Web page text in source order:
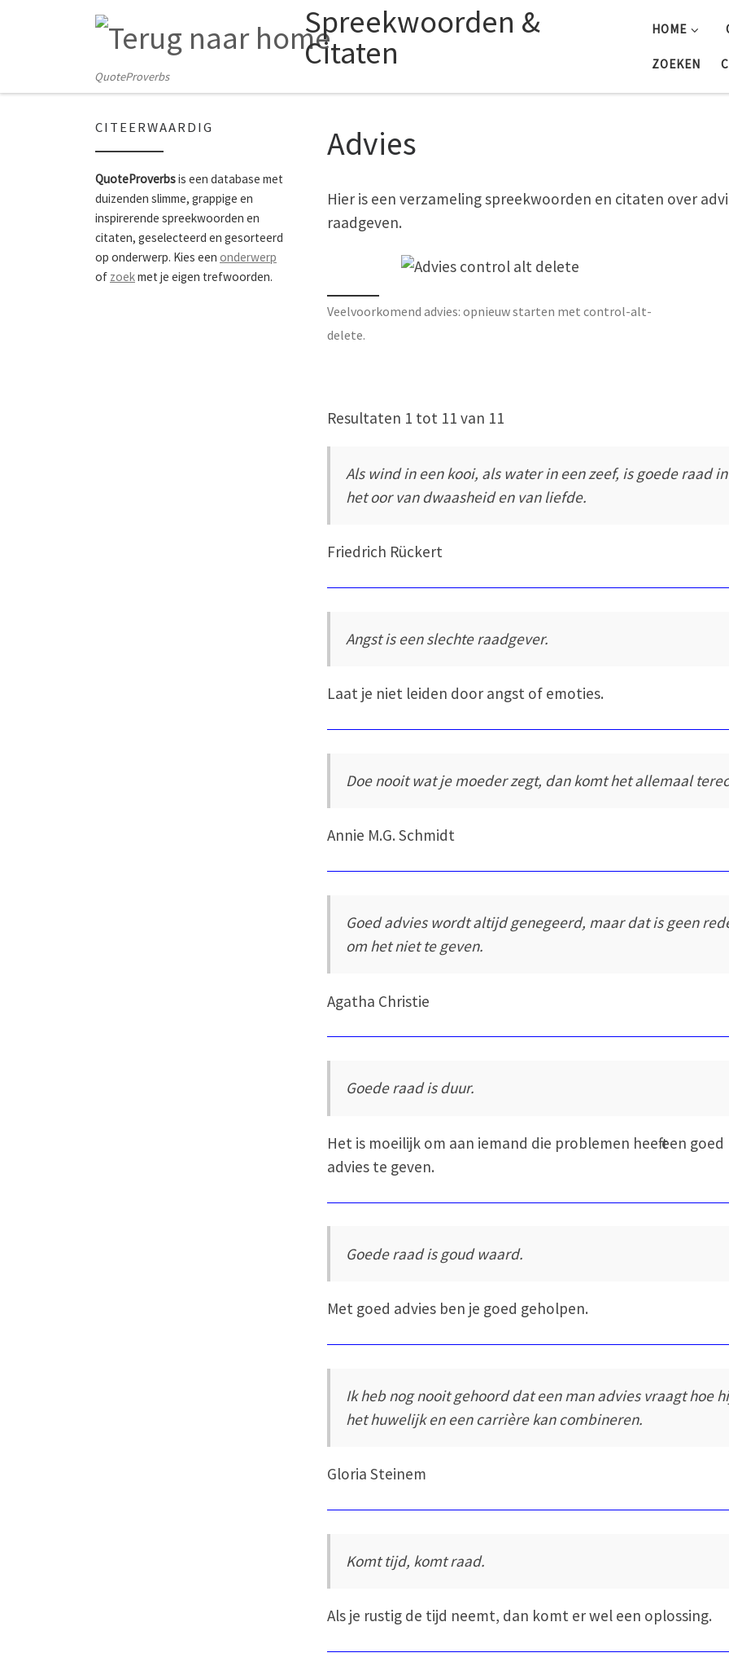
Skip to content Spreekwoorden &
Citaten
QuoteProverbs
HOME
ZOEKEN
Advies
Hier is een verzameling spreekwoorden en citaten over
raadgeven.
Veelvoorkomend advies: opnieuw starten met control-alt-
delete.
Resultaten 1 tot 11 van 11
Als wind in een kooi, als water in een zeef, is goede raad in
het oor van dwaasheid en van liefde.
Friedrich Rückert
Angst is een slechte raadgever.
Laat je niet leiden door angst of emoties.
Doe nooit wat je moeder zegt, dan komt het allemaal
Annie M.G. Schmidt
Goed advies wordt altijd genegeerd, maar dat is geen
om het niet te geven.
Agatha Christie
Goede raad is duur.
Het is moeilijk om aan iemand die problemen heeft een goed
advies te geven.
Goede raad is goud waard.
Met goed advies ben je goed geholpen.
Ik heb nog nooit gehoord dat een man advies vraagt hoe
het huwelijk en een carrière kan combineren.
Gloria Steinem
Komt tijd, komt raad.
Als je rustig de tijd neemt, dan komt er wel een oplossing.
CITEERWAARDIG
QuoteProverbsis een database met
duizenden slimme, grappige en
inspirerende spreekwoorden en
citaten, geselecteerd en gesorteerd
op onderwerp. Kies een onderwerp
of zoekmet je eigen trefwoorden.